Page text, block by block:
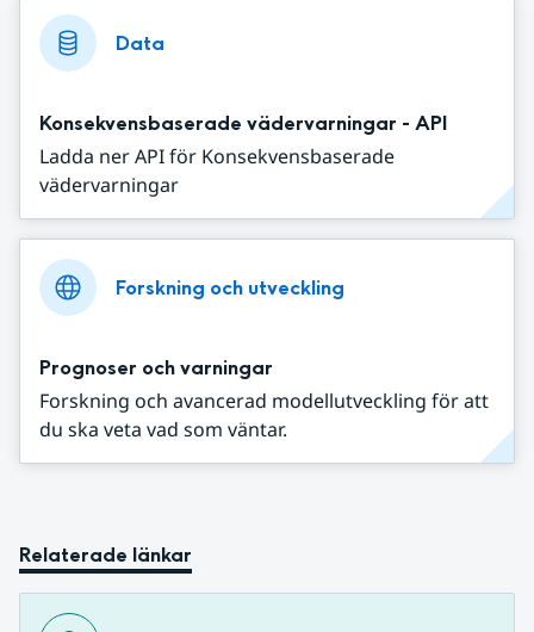
Data
Konsekvensbaserade vädervarningar - API
Ladda ner API för Konsekvensbaserade
vädervarningar
Forskning och utveckling
Prognoser och varningar
Forskning och avancerad modellutveckling för att
du ska veta vad som väntar.
Relaterade länkar